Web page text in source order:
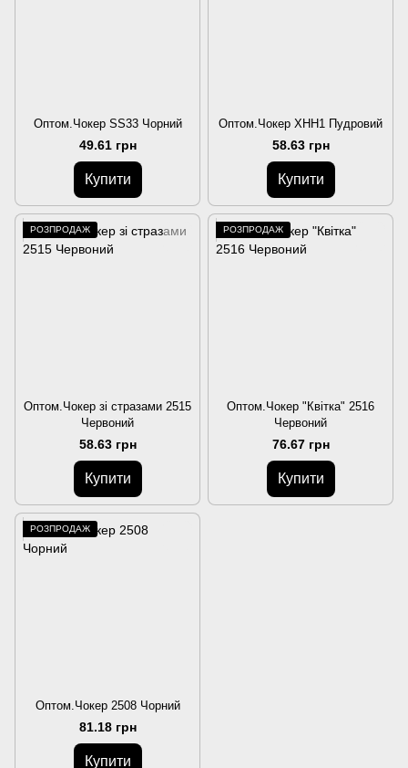
Оптом.Чокер SS33 Чорний
49.61 грн
Купити
Оптом.Чокер ХНН1 Пудровий
58.63 грн
Купити
РОЗПРОДАЖ
Оптом.Чокер зі стразами 2515
Червоний
58.63 грн
Купити
РОЗПРОДАЖ
Оптом.Чокер "Квітка" 2516
Червоний
76.67 грн
Купити
РОЗПРОДАЖ
Оптом.Чокер 2508 Чорний
81.18 грн
Купити